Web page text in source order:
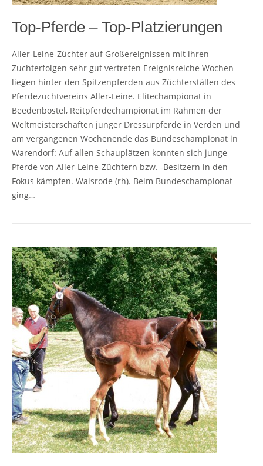
Top-Pferde – Top-Platzierungen
Aller-Leine-Züchter auf Großereignissen mit ihren
Zuchterfolgen sehr gut vertreten Ereignisreiche Wochen
liegen hinter den Spitzenpferden aus Züchterställen des
Pferdezuchtvereins Aller-Leine. Elitechampionat in
Beedenbostel, Reitpferdechampionat im Rahmen der
Weltmeisterschaften junger Dressurpferde in Verden und
am vergangenen Wochenende das Bundeschampionat in
Warendorf: Auf allen Schauplätzen konnten sich junge
Pferde von Aller-Leine-Züchtern bzw. -Besitzern in den
Fokus kämpfen. Walsrode (rh). Beim Bundeschampionat
ging…